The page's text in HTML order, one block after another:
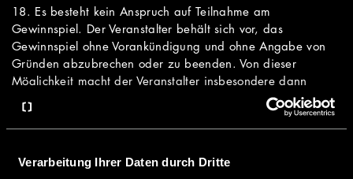
Verarbeitung Ihrer Daten durch Dritte
18. Es besteht kein Anspruch auf Teilnahme am
Gewinnspiel. Der Veranstalter behält sich vor, das
Gewinnspiel ohne Vorankündigung und ohne Angabe von
Gründen abzubrechen oder zu beenden. Von dieser
Möglichkeit macht der Veranstalter insbesondere dann
Gebrauch, wenn aus rechtlichen Gründen eine
ordnungsgemäße Durchführung nicht gewährleistet werden
kann.